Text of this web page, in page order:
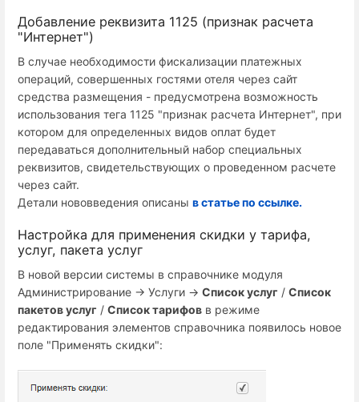
Добавление реквизита 1125 (признак расчета
"Интернет")
В случае необходимости фискализации платежных
операций, совершенных гостями отеля через сайт
средства размещения - предусмотрена возможность
использования тега 1125 "признак расчета Интернет", при
котором для определенных видов оплат будет
передаваться дополнительный набор специальных
реквизитов, свидетельствующих о проведенном расчете
через сайт.
Детали нововведения описаны в статье по ссылке.
Настройка для применения скидки у тарифа,
услуг, пакета услуг
В новой версии системы в справочнике модуля
Администрирование -> Услуги -> Список услуг / Список
пакетов услуг / Список тарифов в режиме
редактирования элементов справочника появилось новое
поле "Применять скидки":